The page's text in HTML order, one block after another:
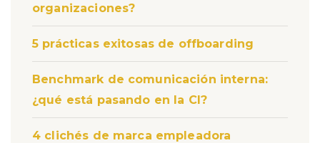
organizaciones?
5 prácticas exitosas de offboarding
Benchmark de comunicación interna:
¿qué está pasando en la CI?
4 clichés de marca empleadora